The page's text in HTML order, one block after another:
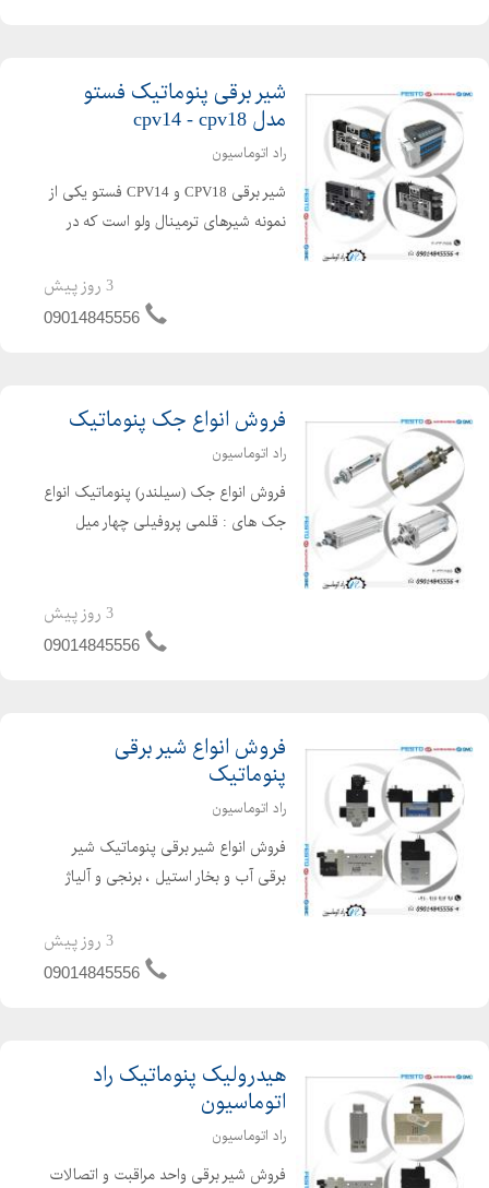
شیر برقی پنوماتیک فستو
مدل cpv14 - cpv18
راد اتوماسیون
شیر برقی CPV18 و CPV14 فستو یکی از
نمونه شیرهای ترمینال ولو است که در
موجود می باشد. عملکرد های شیر برقی :
۲/۲ اوپن و کلوز، ۳/۲ اوپن و کلوز، ۵/۲
3 روز پیش
09014845556
فروش انواع جک پنوماتیک
راد اتوماسیون
فروش انواع جک (سیلندر) پنوماتیک انواع
جک های : قلمی پروفیلی چهار میل
نورگرن رکسروت بوش SMC ایرکنترل
3 روز پیش
09014845556
فروش انواع شیر برقی
پنوماتیک
راد اتوماسیون
فروش انواع شیر برقی پنوماتیک شیر
برقی آب و بخار استیل ، برنجی و آلیاژ
نورمالی اوپن سایز های 1/8-1/4-1/2-3/4-
1اینچ تک بوبین و دو بوبین برندهای
3 روز پیش
09014845556
هیدرولیک پنوماتیک راد
اتوماسیون
راد اتوماسیون
فروش شیر برقی واحد مراقبت و اتصالات